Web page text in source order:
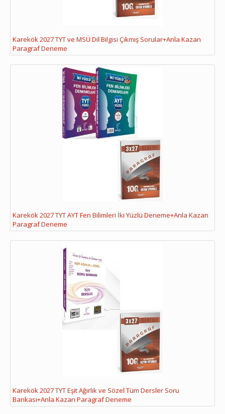
Karekök 2027 TYT ve MSÜ Dil Bilgisi Çıkmış Sorular+Anla Kazan
Paragraf Deneme
Karekök 2027 TYT AYT Fen Bilimleri İki Yüzlü Deneme+Anla Kazan
Paragraf Deneme
Karekök 2027 TYT Eşit Ağırlık ve Sözel Tüm Dersler Soru
Bankası+Anla Kazan Paragraf Deneme